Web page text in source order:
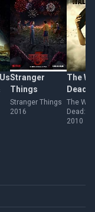
Stranger
Things
Stranger Things
2016
The
Dead
The
Dead:
zombi
2010